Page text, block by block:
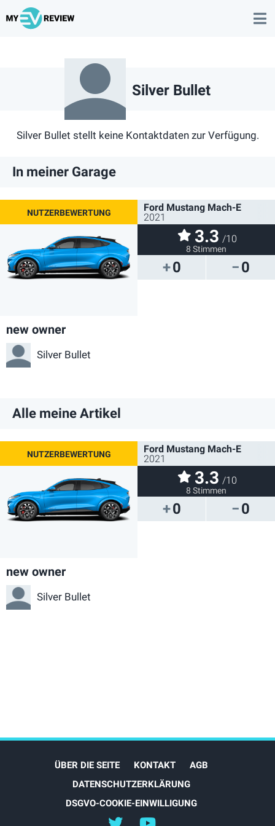
Silver Bullet
Silver Bullet stellt keine Kontaktdaten zur Verfügung.
In meiner Garage
0 0
Ford Mustang Mach-E
2021
3.3 /10
8 Stimmen
new owner
Silver Bullet
Alle meine Artikel
0 0
Ford Mustang Mach-E
2021
3.3 /10
8 Stimmen
new owner
Silver Bullet
ÜBER DIE SEITE KONTAKT
AGB
DATENSCHUTZERKLÄRUNG
DSGVO-COOKIE-EINWILLIGUNG
@myEVreview